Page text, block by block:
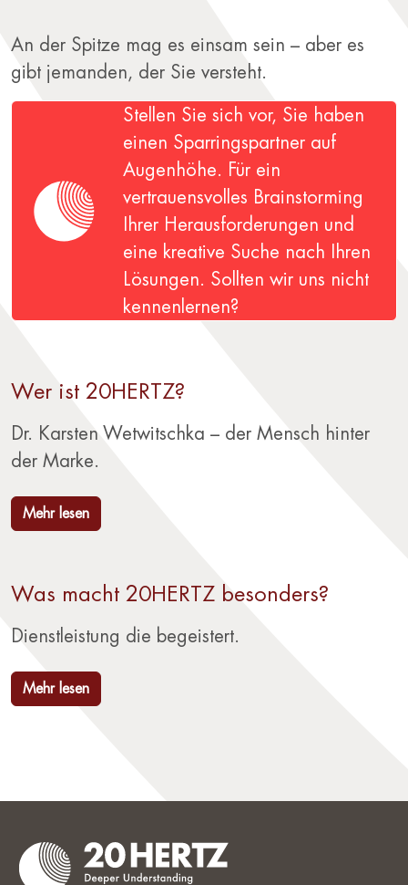
An der Spitze mag es einsam sein – aber es
gibt jemanden, der Sie versteht.
Stellen Sie sich vor, Sie haben
einen Sparringspartner auf
Augenhöhe. Für ein
vertrauensvolles Brainstorming
Ihrer Herausforderungen und
eine kreative Suche nach Ihren
Lösungen. Sollten wir uns nicht
kennenlernen?
Wer ist 20HERTZ?
Dr. Karsten Wetwitschka – der Mensch hinter
der Marke.
Mehr lesen
Was macht 20HERTZ besonders?
Dienstleistung die begeistert.
Mehr lesen